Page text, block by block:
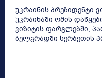
უკრაინის პრეზიდენტი
უკრაინაში ომის
ვიზიტის ფარგლებში,
ბელგრადში სერბეთის